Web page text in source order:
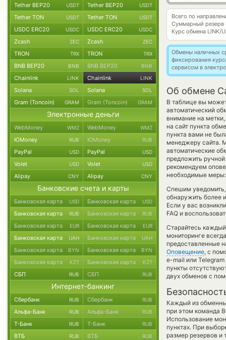
Всего по
Суммарный резерв
Курс обмена LINK/
Обмены наличных
фиксирования
сервисом в
Об обмене
В таблице вы
автоматический
внимание на
на сайт пункта
пункта вами не
менеджеру сайта.
автоматические
предложить
рекомендуем
необходимые
Спешим
обнаружить более
Если у вас
FAQ и
Старайтесь
мониторинге
предоставленные
Оповещение, с
e-mail или
пункты
двух обменов с
Каждый из
при этом команда
Использование
пунктах. При
размер резервов и
Tether BEP20 USDT Tether BEP20 USDT
Tether TON USDT Tether TON USDT
USDC ERC20 USDC USDC ERC20 USDC
Zcash ZEC Zcash ZEC
TRON TRX TRON TRX
BNB BEP20 BNB BNB BEP20 BNB
Chainlink LINK Chainlink LINK
Solana SOL Solana SOL
Gram (Toncoin) GRAM Gram (Toncoin) GRAM
Электронные деньги
WebMoney WMZ WebMoney WMZ
ЮMoney RUB ЮMoney RUB
PayPal USD PayPal USD
Volet USD Volet USD
Alipay CNY Alipay CNY
Банковские счета и карты
Банковская карта USD Банковская карта USD
Банковская карта RUB Банковская карта RUB
Банковская карта EUR Банковская карта EUR
Банковская карта UAH Банковская карта UAH
Банковская карта BYN Банковская карта BYN
Банковская карта KZT Банковская карта KZT
СБП RUB СБП RUB
Интернет-банкинг
Сбербанк RUB Сбербанк RUB
Альфа-Банк RUB Альфа-Банк RUB
Т-Банк RUB Т-Банк RUB
ВТБ RUB ВТБ RUB